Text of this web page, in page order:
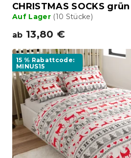
CHRISTMAS SOCKS grün
Auf Lager (10 Stücke)
ab 13,80 €
15 % Rabattcode:
MINUS15